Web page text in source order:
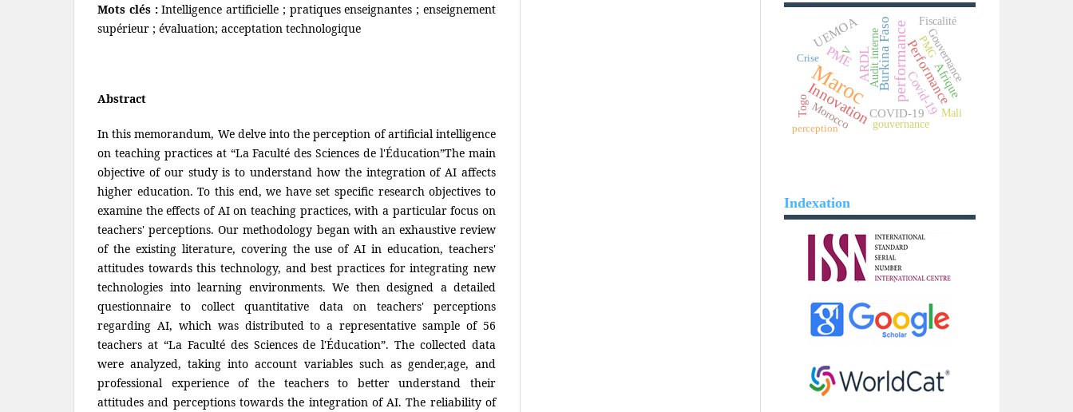
Mots clés :Intelligence artificielle ; pratiques enseignantes ; enseignement
supérieur ; évaluation; acceptation technologique
Abstract
In this memorandum, We delve into the perception of artificial intelligence
on teaching practices at “La Faculté des Sciences de l'Éducation”The main
objective of our study is to understand how the integration of AI affects
higher education. To this end, we have set specific research objectives to
examine the effects of AI on teaching practices, with a particular focus on
teachers' perceptions. Our methodology began with an exhaustive review
of the existing literature, covering the use of AI in education, teachers'
attitudes towards this technology, and best practices for integrating new
technologies into learning environments. We then designed a detailed
questionnaire to collect quantitative data on teachers' perceptions
regarding AI, which was distributed to a representative sample of 56
teachers at “La Faculté des Sciences de l'Éducation”. The collected data
were analyzed, taking into account variables such as gender,age, and
professional experience of the teachers to better understand their
attitudes and perceptions towards the integration of AI. The reliability of
Maroc performance
Innovation Performance
Burkina Faso
ARDL
PME
Covid-19
UEMOA
Afrique
COVID-19
Gouvernance
Morocco gouvernance
Togo
Fiscalité
V Audit interne
Mali
PMG
perception
Crise
Indexation